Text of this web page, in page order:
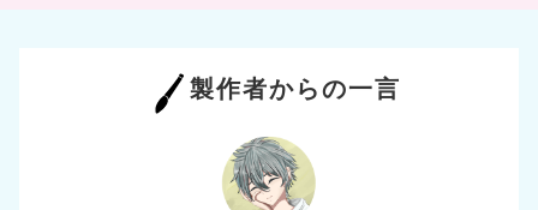
製作者からの一言